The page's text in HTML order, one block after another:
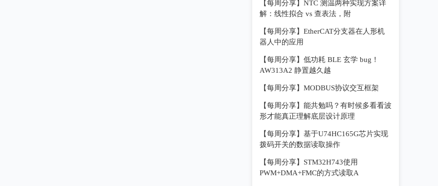
【每周分享】NTC 测温两种实现方案详
解：线性拟合 vs 查表法，附
【每周分享】EtherCAT分支器在人形机
器人中的应用
【每周分享】低功耗 BLE 玄学 bug！
AW313A2 静置越久越
【每周分享】MODBUS协议交互框架
【每周分享】能共勉吗？有时候多看看波
形才能真正理解底层设计原理
【每周分享】基于U74HC165G芯片实现
拨码开关的数据读取操作
【每周分享】STM32H743使用
PWM+DMA+FMC的方式读取A